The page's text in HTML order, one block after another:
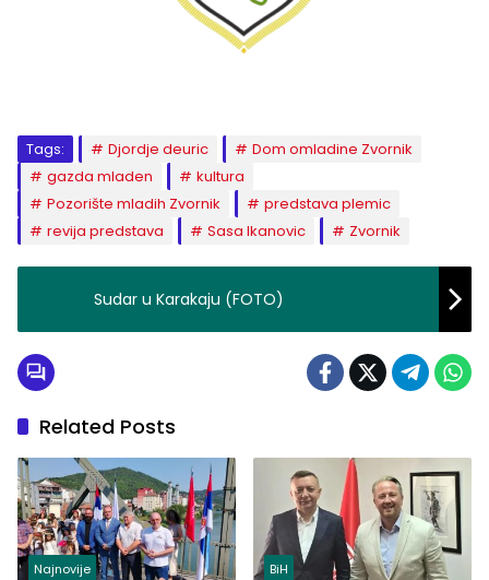
Tags: Djordje deuric
Dom omladine Zvornik
gazda mladen
kultura
Pozorište mladih Zvornik
predstava plemic
revija predstava
Sasa Ikanovic Zvornik
Sudar u Karakaju (FOTO)
Related Posts
Najnovije BiH